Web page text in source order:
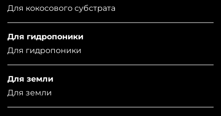
Для кокосового субстрата
Для гидропоники
Для гидропоники
Для земли
Для земли